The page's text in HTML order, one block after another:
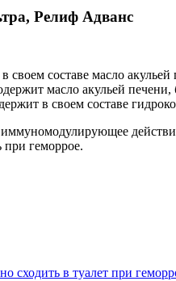
Релиф Адванс
своем составе масло
масло акульей печени,
в своем составе
при геморрое.
сходить в туалет при